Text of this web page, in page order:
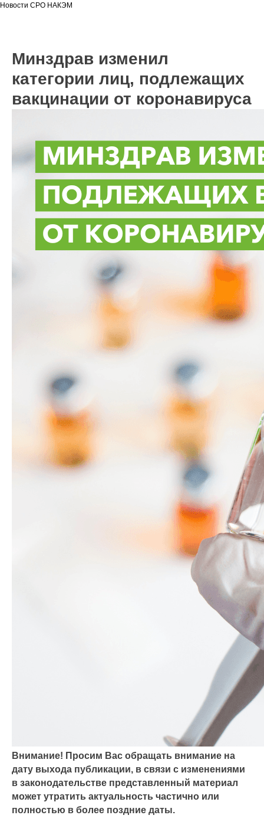
Новости СРО НАКЭМ
Минздрав изменил
категории лиц, подлежащих
вакцинации от коронавируса
Внимание! Просим Вас обращать внимание на
дату выхода публикации, в связи с изменениями
в законодательстве представленный материал
может утратить актуальность частично или
полностью в более поздние даты.